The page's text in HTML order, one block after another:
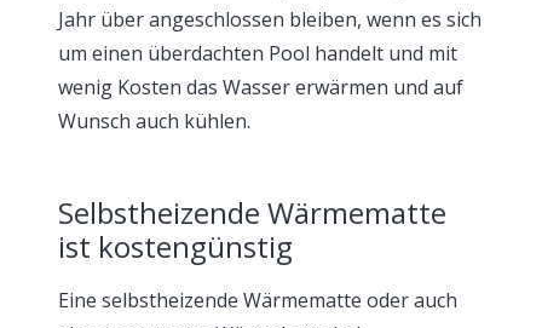
Jahr über angeschlossen bleiben, wenn es sich
um einen überdachten Pool handelt und mit
wenig Kosten das Wasser erwärmen und auf
Wunsch auch kühlen.
Selbstheizende Wärmematte
ist kostengünstig
Eine selbstheizende Wärmematte oder auch